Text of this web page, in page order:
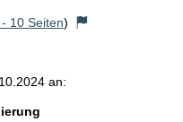
10 Seiten)
an: